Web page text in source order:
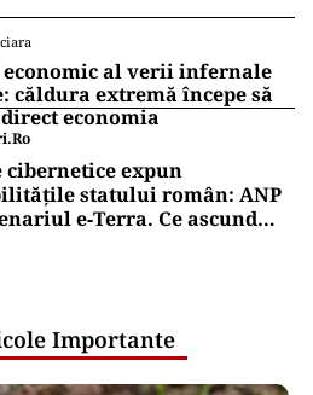
al verii infernale
căldura extremă începe să
economia
expun
statului român: ANP
e‑Terra. Ce ascund
Importante